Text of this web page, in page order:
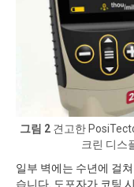
그림 2견고한
크린 디스
일부 벽에는 수년에 걸
습니다. 도포자가 코팅